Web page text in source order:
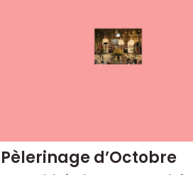
Pèlerinage d’Octobre